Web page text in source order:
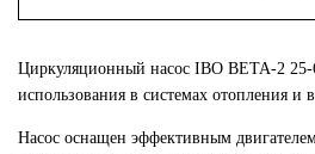
Циркуляционный насос IBO BETA-2 25-
использования в системах отопления и
Насос оснащен эффективным